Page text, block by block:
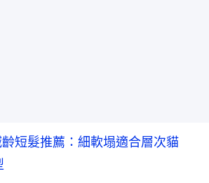
短髮推薦：細軟塌適合層次貓